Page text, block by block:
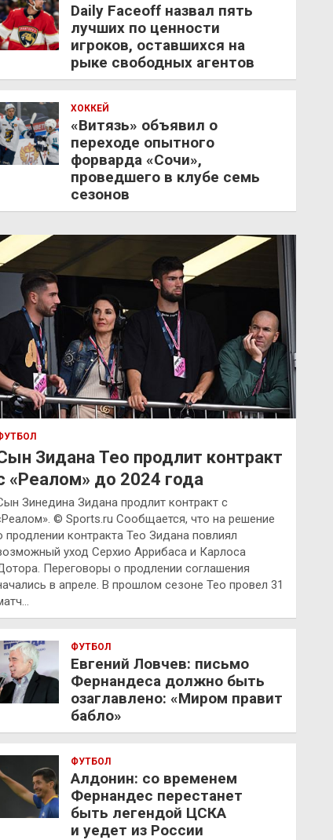
Daily Faceoff назвал пять
лучших по ценности
игроков, оставшихся на
рыке свободных агентов
ХОККЕЙ
«Витязь» объявил о
переходе опытного
форварда «Сочи»,
проведшего в клубе семь
сезонов
Зидана Тео продлит контракт
«Реалом» до 2024 года
Зинедина Зидана продлит контракт с
© Sports.ru Сообщается, что на решение
продлении контракта Тео Зидана повлиял
уход Серхио Аррибаса и Карлоса
Переговоры о продлении соглашения
в апреле. В прошлом сезоне Тео провел 31
ФУТБОЛ
Евгений Ловчев: письмо
Фернандеса должно быть
озаглавлено: «Миром правит
бабло»
ФУТБОЛ
Алдонин: со временем
Фернандес перестанет
быть легендой ЦСКА
и уедет из России